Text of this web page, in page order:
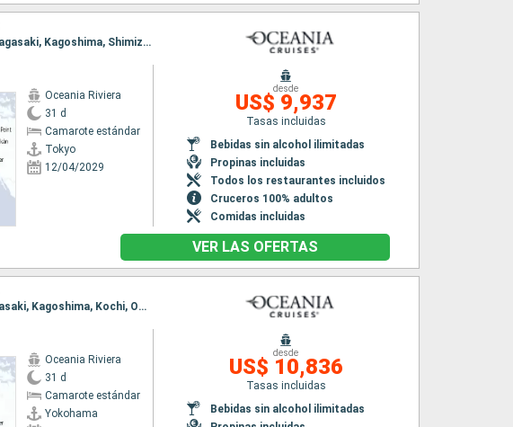
Itinerario : Tokyo, Osaka, Kochi, Beppu, Hiroshima, Fukuoka, Busan, Nagasaki, Kagoshima, Shimizu, Tokyo, hittachinaka, Miyako, aomori, Hakodate, Whittier, Icy Strait Point, Ketchikán, Vancouver
Oceania Riviera
31 d
Camarote estándar
Tokyo
12/04/2029
desde
US$ 9,937
Tasas incluidas
Bebidas sin alcohol ilimitadas
Propinas incluidas
Todos los restaurantes incluidos
Cruceros 100% adultos
Comidas incluidas
VER LAS OFERTAS
Itinerario : Yokohama, Hakodate, Otaru, Akita, Kanazawa, Busan, Nagasaki, Kagoshima, Kochi, Osaka, Nagoya, Shimizu, Yokohama, hittachinaka, Miyako, Muroran, aomori, Kodiak, Whittier, Vancouver
Oceania Riviera
31 d
Camarote estándar
Yokohama
desde
US$ 10,836
Tasas incluidas
Bebidas sin alcohol ilimitadas